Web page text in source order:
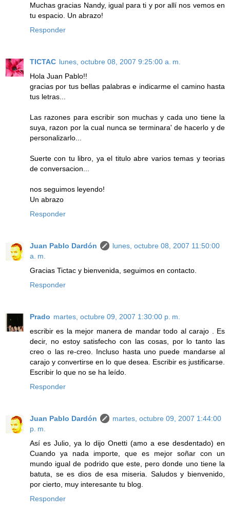
Muchas gracias Nandy, igual para ti y por allí nos vemos en
tu espacio. Un abrazo!
Responder
TICTAC lunes, octubre 08, 2007 9:25:00 a. m.
Hola Juan Pablo!!
gracias por tus bellas palabras e indicarme el camino hasta
tus letras...
Las razones para escribir son muchas y cada uno tiene la
suya, razon por la cual nunca se terminara' de hacerlo y de
personalizarlo...
Suerte con tu libro, ya el titulo abre varios temas y teorias
de conversacion...
nos seguimos leyendo!
Un abrazo
Responder
Juan Pablo Dardón
lunes, octubre 08, 2007 11:50:00
a. m.
Gracias Tictac y bienvenida, seguimos en contacto.
Responder
Prado martes, octubre 09, 2007 1:30:00 p. m.
escribir es la mejor manera de mandar todo al carajo . Es
decir, no estoy satisfecho con las cosas, por lo tanto las
creo o las re-creo. Incluso hasta uno puede mandarse al
carajo y convertirse en lo que desea. Escribir es justificarse.
Escribir lo que no se ha leído.
Responder
Juan Pablo Dardón
martes, octubre 09, 2007 1:44:00
p. m.
Así es Julio, ya lo dijo Onetti (amo a ese desdentado) en
Cuando ya nada importe, que es mejor soñar con un
mundo igual de podrido que este, pero donde uno tiene la
batuta, se es dios de esa miseria. Saludos y bienvenido,
por cierto, muy interesante tu blog.
Responder